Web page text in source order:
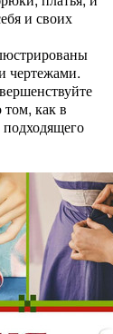
и своих
чертежами.
том, как в